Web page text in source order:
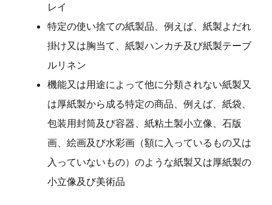
レイ
特定の使い捨ての紙製品、例えば、紙製よだれ
掛け又は胸当て、紙製ハンカチ及び紙製テーブ
ルリネン
機能又は用途によって他に分類されない紙製又
は厚紙製から成る特定の商品、例えば、紙袋、
包装用封筒及び容器、紙粘土製小立像、石版
画、絵画及び水彩画（額に入っているもの又は
入っていないもの）のような紙製又は厚紙製の
小立像及び美術品